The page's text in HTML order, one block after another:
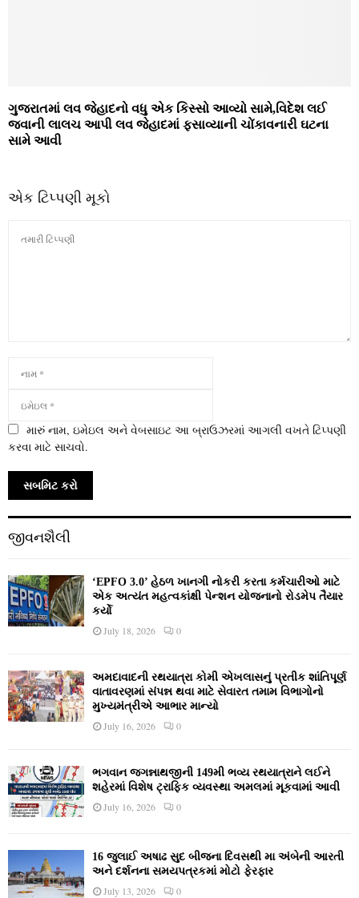
ગુજરાતમાં લવ જેહાદનો વધુ એક કિસ્સો આવ્યો સામે,વિદેશ લઈ
જવાની લાલચ આપી લવ જેહાદમાં ફસાવ્યાની ચોંકાવનારી ઘટના
સામે આવી
એક ટિપ્પણી મૂકો
મારું નામ, ઇમેઇલ અને વેબસાઇટ આ બ્રાઉઝરમાં આગલી વખતે ટિપ્પણી
કરવા માટે સાચવો.
જીવનશૈલી
‘EPFO 3.0’ હેઠળ ખાનગી નોકરી કરતા કર્મચારીઓ માટે
એક અત્યંત મહત્વકાંક્ષી પેન્શન યોજનાનો રોડમેપ તૈયાર
કર્યો
July 18, 2026 0
અમદાવાદની રથયાત્રા કોમી એખલાસનું પ્રતીક શાંતિપૂર્ણ
વાતાવરણમાં સંપન્ન થવા માટે સેવારત તમામ વિભાગોનો
મુખ્યમંત્રીએ આભાર માન્યો
July 16, 2026 0
ભગવાન જગન્નાથજીની 149મી ભવ્ય રથયાત્રાને લઈને
શહેરમાં વિશેષ ટ્રાફિક વ્યવસ્થા અમલમાં મૂકવામાં આવી
July 16, 2026 0
16 જુલાઈ અષાઢ સુદ બીજના દિવસથી મા અંબેની આરતી
અને દર્શનના સમયપત્રકમાં મોટો ફેરફાર
July 13, 2026 0